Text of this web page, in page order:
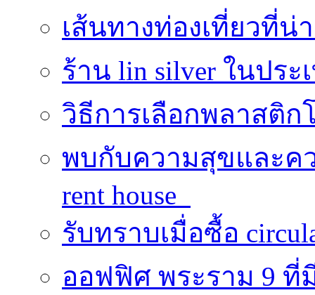
เส้นทางท่องเที่ยวที่น่
ร้าน lin silver ในปร
วิธีการเลือกพลาสติก
พบกับความสุขและค
rent house
รับทราบเมื่อซื้อ
ออฟฟิศ พระราม 9 ที่